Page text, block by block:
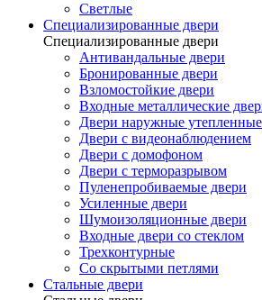
Светлые
Специализированные двери
Специализированные двери
Антивандальные двери
Бронированные двери
Взломостойкие двери
Входные металлические
Двери наружные утепленные
Двери с видеонаблюдением
Двери с домофоном
Двери с терморазрывом
Пуленепробиваемые двери
Усиленные двери
Шумоизоляционные двери
Входные двери со стеклом
Трехконтурные
Со скрытыми петлями
Стальные двери